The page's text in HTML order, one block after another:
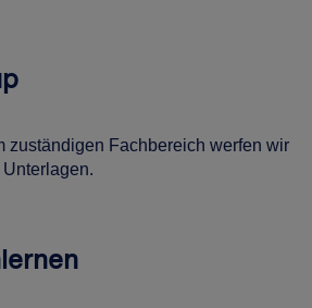
zuständigen Fachbereich werfen wir